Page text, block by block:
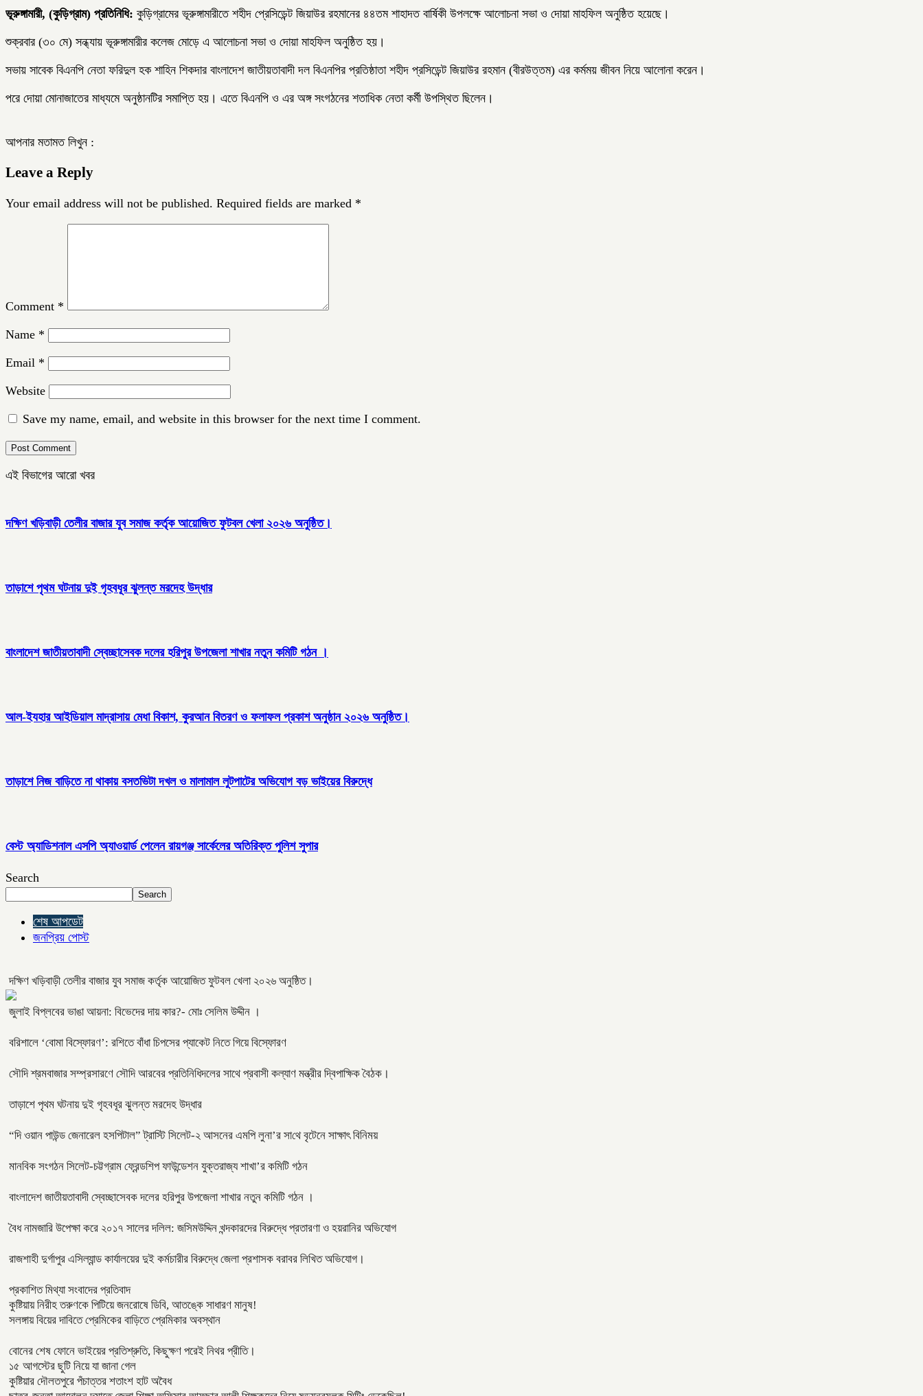
ভূরুঙ্গামারী, (কুড়িগ্রাম) প্রতিনিধি: কুড়িগ্রামের ভূরুঙ্গামারীতে শহীদ প্রেসিডেন্ট জিয়াউর রহমানের ৪৪তম শাহাদত বার্ষিকী উপলক্ষে আলোচনা সভা ও দোয়া মাহফিল অনুষ্ঠিত হয়েছে।
শুক্রবার (৩০ মে) সন্ধ্যায় ভূরুঙ্গামারীর কলেজ মোড়ে এ আলোচনা সভা ও দোয়া মাহফিল অনুষ্ঠিত হয়।
সভায় সাবেক বিএনপি নেতা ফরিদুল হক শাহিন শিকদার বাংলাদেশ জাতীয়তাবাদী দল বিএনপির প্রতিষ্ঠাতা শহীদ প্রসিডেন্ট জিয়াউর রহমান (বীরউত্তম) এর কর্মময় জীবন নিয়ে আলোনা করেন।
পরে দোয়া মোনাজাতের মাধ্যমে অনুষ্ঠানটির সমাপ্তি হয়। এতে বিএনপি ও এর অঙ্গ সংগঠনের শতাধিক নেতা কর্মী উপস্থিত ছিলেন।
আপনার মতামত লিখুন :
Leave a Reply
Your email address will not be published. Required fields are marked *
Comment *
Name *
Email *
Website
Save my name, email, and website in this browser for the next time I comment.
এই বিভাগের আরো খবর
দক্ষিণ খড়িবাড়ী তেলীর বাজার যুব সমাজ কর্তৃক আয়োজিত ফুটবল খেলা ২০২৬ অনুষ্ঠিত।
তাড়াশে পৃথম ঘটনায় দুই গৃহবধূর ঝুলন্ত মরদেহ উদ্ধার
বাংলাদেশ জাতীয়তাবাদী স্বেচ্ছাসেবক দলের হরিপুর উপজেলা শাখার নতুন কমিটি গঠন ।
আল-ইযহার আইডিয়াল মাদ্রাসায় মেধা বিকাশ, কুরআন বিতরণ ও ফলাফল প্রকাশ অনুষ্ঠান ২০২৬ অনুষ্ঠিত।
তাড়াশে নিজ বাড়িতে না থাকায় বসতভিটা দখল ও মালামাল লুটপাটের অভিযোগ বড় ভাইয়ের বিরুদ্ধে
বেস্ট অ্যাডিশনাল এসপি অ্যাওয়ার্ড পেলেন রায়গঞ্জ সার্কেলের অতিরিক্ত পুলিশ সুপার
Search
Search
শেষ আপডেট
জনপ্রিয় পোস্ট
দক্ষিণ খড়িবাড়ী তেলীর বাজার যুব সমাজ কর্তৃক আয়োজিত ফুটবল খেলা ২০২৬ অনুষ্ঠিত।
জুলাই বিপ্লবের ভাঙা আয়না: বিভেদের দায় কার?- মোঃ সেলিম উদ্দীন ।
বরিশালে ‘বোমা বিস্ফোরণ’: রশিতে বাঁধা চিপসের প্যাকেট নিতে গিয়ে বিস্ফোরণ
সৌদি শ্রমবাজার সম্প্রসারণে সৌদি আরবের প্রতিনিধিদলের সাথে প্রবাসী কল্যাণ মন্ত্রীর দ্বিপাক্ষিক বৈঠক।
তাড়াশে পৃথম ঘটনায় দুই গৃহবধূর ঝুলন্ত মরদেহ উদ্ধার
“দি ওয়ান পাউন্ড জেনারেল হসপিটাল” ট্রাস্টি সিলেট-২ আসনের এমপি লুনা’র সা‌থে বৃটেনে সাক্ষাৎ বিনিময়
মানবিক সংগঠন সিলেট-চট্টগ্রাম ফ্রেন্ডশিপ ফাউন্ডেশন যুক্তরাজ্য শাখা’র কমিটি গঠন
বাংলাদেশ জাতীয়তাবাদী স্বেচ্ছাসেবক দলের হরিপুর উপজেলা শাখার নতুন কমিটি গঠন ।
বৈধ নামজারি উপেক্ষা করে ২০১৭ সালের দলিল: জসিমউদ্দিন খন্দকারদের বিরুদ্ধে প্রতারণা ও হয়রানির অভিযোগ
রাজশাহী দুর্গাপুর এসিল্যান্ড কার্যালয়ের দুই কর্মচারীর বিরুদ্ধে জেলা প্রশাসক বরাবর লিখিত অভিযোগ।
প্রকাশিত মিথ্যা সংবাদের প্রতিবাদ
কুষ্টিয়ায় নিরীহ তরুণকে পিটিয়ে জনরোষে ডিবি, আতঙ্কে সাধারণ মানুষ!
সলঙ্গায় বিয়ের দাবিতে প্রেমিকের বাড়িতে প্রেমিকার অবস্থান
বোনের শেষ ফোনে ভাইয়ের প্রতিশ্রুতি, কিছুক্ষণ পরেই নিথর প্রীতি।
১৫ আগস্টের ছুটি নিয়ে যা জানা গেল
কুষ্টিয়ার দৌলতপুরে পঁচাত্তর শতাংশ হাট অবৈধ